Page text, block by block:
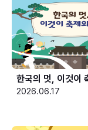
한국의 멋, 이것이
2026.06.17